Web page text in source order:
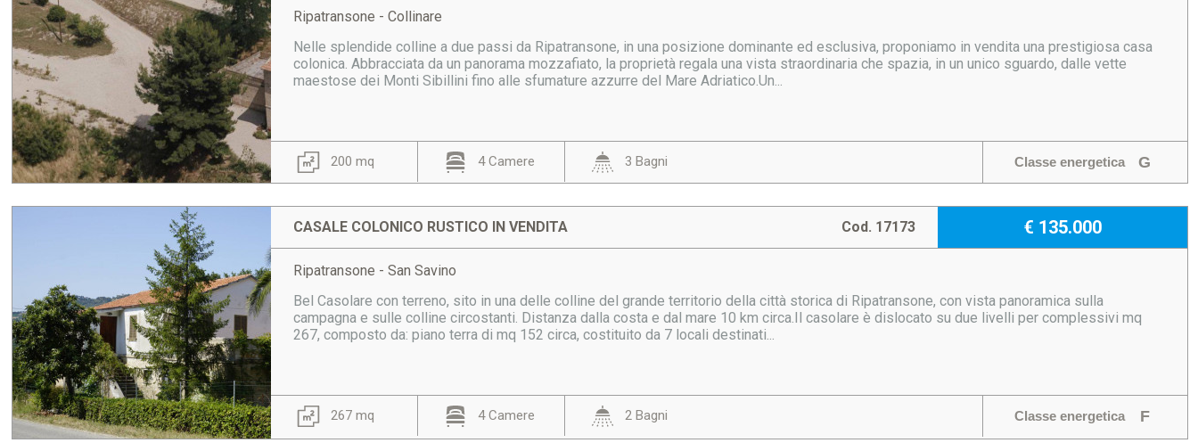
Ripatransone - Collinare
Nelle splendide colline a due passi da Ripatransone, in una posizione dominante ed esclusiva, proponiamo in vendita una prestigiosa casa
colonica. Abbracciata da un panorama mozzafiato, la proprietà regala una vista straordinaria che spazia, in un unico sguardo, dalle vette
maestose dei Monti Sibillini fino alle sfumature azzurre del Mare Adriatico.Un...
200 mq 4 Camere 3 Bagni Classe energetica G
CASALE COLONICO RUSTICO IN VENDITA € 135.000
Cod. 17173
Ripatransone - San Savino
Bel Casolare con terreno, sito in una delle colline del grande territorio della città storica di Ripatransone, con vista panoramica sulla
campagna e sulle colline circostanti. Distanza dalla costa e dal mare 10 km circa.Il casolare è dislocato su due livelli per complessivi mq
267, composto da: piano terra di mq 152 circa, costituito da 7 locali destinati...
267 mq 4 Camere 2 Bagni Classe energetica F